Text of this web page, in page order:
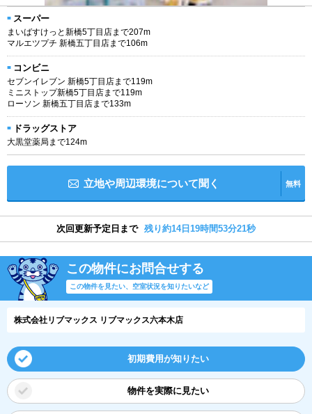
スーパー
まいばすけっと新橋5丁目店まで207m
マルエツプチ 新橋五丁目店まで106m
コンビニ
セブンイレブン 新橋5丁目店まで119m
ミニストップ新橋5丁目店まで119m
ローソン 新橋五丁目店まで133m
ドラッグストア
大黒堂薬局まで124m
立地や周辺環境について聞く 無料
次回更新予定日まで 残り約14日19時間53分20秒
この物件にお問合せする
この物件を見たい、空室状況を知りたいなど
株式会社リブマックス リブマックス六本木店
初期費用が知りたい
物件を実際に見たい